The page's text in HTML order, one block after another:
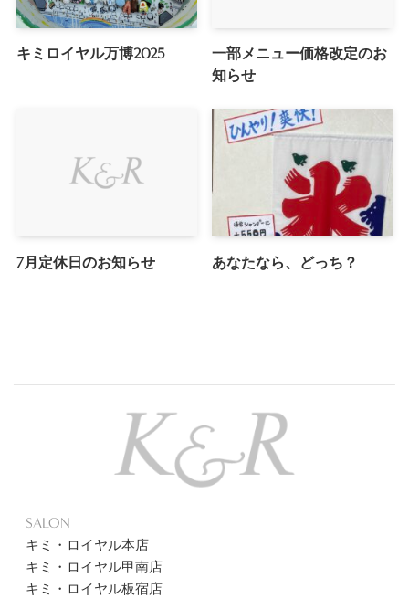
キミロイヤル万博2025
一部メニュー価格改定のお
知らせ
7月定休日のお知らせ あなたなら、どっち？
SALON
キミ・ロイヤル本店
キミ・ロイヤル甲南店
キミ・ロイヤル板宿店